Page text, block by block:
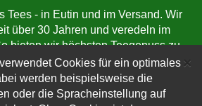
×
Cookies für ein optimales
werden beispielsweise die
oder die Spracheinstellung auf
Tees - in Eutin und im Versand. Wir
über 30 Jahren und veredeln im
bieten wir höchsten Teegenuss zu
Jetzt bestellenwww.teeschmiede-
verlässt innerhalb von 1-3
Lager. Der Versand erfolgt